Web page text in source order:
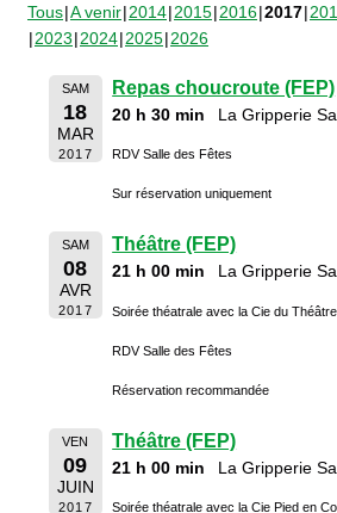
Tous A venir 2014 2015 2016 2017
2023 2024 2025 2026
SAM
18
MAR
2017
Repas choucroute (FEP)
20 h 30 min La Gripperie
RDV Salle des Fêtes
Sur réservation uniquement
SAM
08
AVR
2017
Théâtre (FEP)
21 h 00 min La Gripperie
Soirée théatrale avec la Cie du
RDV Salle des Fêtes
Réservation recommandée
VEN
09
JUIN
2017
Théâtre (FEP)
21 h 00 min La Gripperie
Soirée théatrale avec la Cie Pied en